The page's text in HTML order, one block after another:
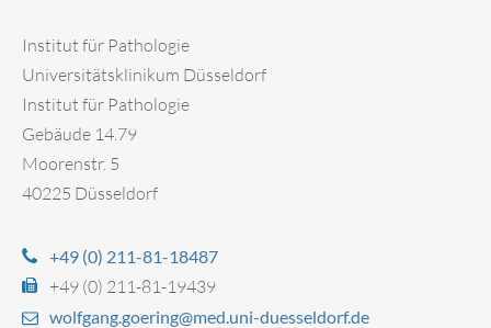
Institut für Pathologie
Universitätsklinikum Düsseldorf
Institut für Pathologie
Gebäude 14.79
Moorenstr. 5
40225 Düsseldorf
+49 (0) 211-81-18487
+49 (0) 211-81-19439
wolfgang.goering@med.uni-duesseldorf.de